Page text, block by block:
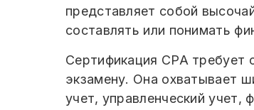
представляет собой
составлять или понимать
Сертификация CPA требует
экзамену. Она охватывает
учет, управленческий учет,